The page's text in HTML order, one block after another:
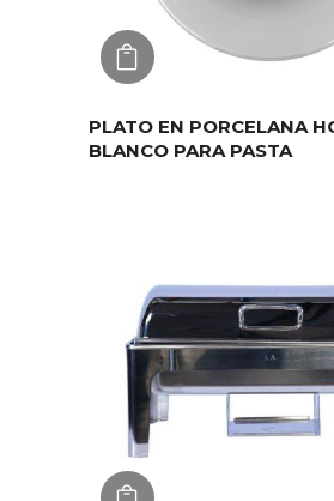
AGREGAR
PLATO EN PORCELANA
BLANCO PARA PASTA